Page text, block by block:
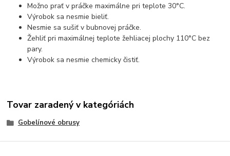
Možno prať v práčke maximálne pri teplote 30°C.
Výrobok sa nesmie bieliť.
Nesmie sa sušiť v bubnovej práčke.
Žehliť pri maximálnej teplote žehliacej plochy 110°C bez
pary.
Výrobok sa nesmie chemicky čistiť.
Tovar zaradený v kategóriách
Gobelínové obrusy